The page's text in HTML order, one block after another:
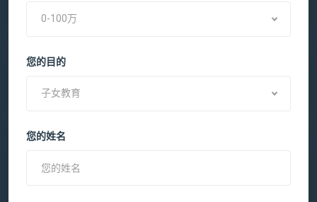
0-100万
您的目的
子女教育
您的姓名